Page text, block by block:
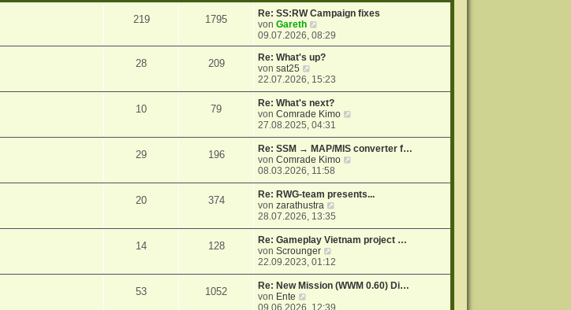
t
g
r
i
g
219 1795
Re: SS:RW Campaign fixes
vonGareth
e
u
e
t
e
r
B
e
t
r
a
09.07.2026, 08:29
28 209
Re: What's up?
vonsat25
e
u
e
s
t
r
B
e
r
a
g
22.07.2026, 15:23
10 79
Re: What's next?
vonComrade Kimo
u
e
r
r
27.08.2025, 04:31
29 196
Re: SSM → MAP/MIS converter f…
vonComrade Kimo
u
e
r
t
r
08.03.2026, 11:58
20 374
Re: RWG-team presents...
vonzarathustra
u
e
r
B
28.07.2026, 13:35
14 128
Re: Gameplay Vietnam project …
vonScrounger
e
u
e
t
22.09.2023, 01:12
53 1052
Re: New Mission (WWM 0.60) Di…
von Ente
e